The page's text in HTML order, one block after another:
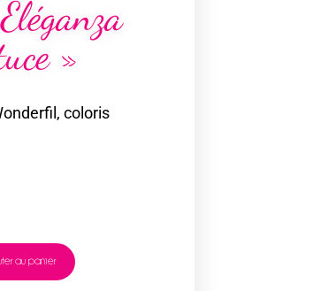
»
coloris
au panier